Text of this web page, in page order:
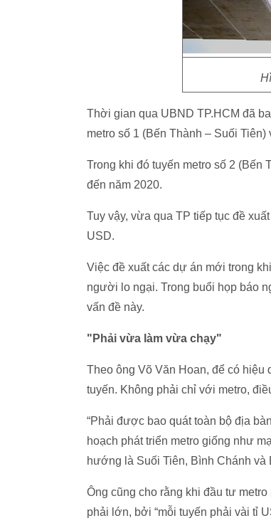
Thời gian qua UBND TP.HCM đã
metro số 1 (Bến Thành – Suối
Trong khi đó tuyến metro số 2
đến năm 2020.
Tuy vậy, vừa qua TP tiếp tục đề
USD.
Việc đề xuất các dự án mới trong
người lo ngại. Trong buổi họp báo
vấn đề này.
"Phải vừa làm vừa chạy"
Theo ông Võ Văn Hoan, để có hiệu
tuyến. Không phải chỉ với metro,
“Phải được bao quát toàn bộ địa
hoạch phát triển metro giống như
hướng là Suối Tiên, Bình Chánh và
Ông cũng cho rằng khi đầu tư
phải lớn, bởi “mỗi tuyến phải vài tỉ